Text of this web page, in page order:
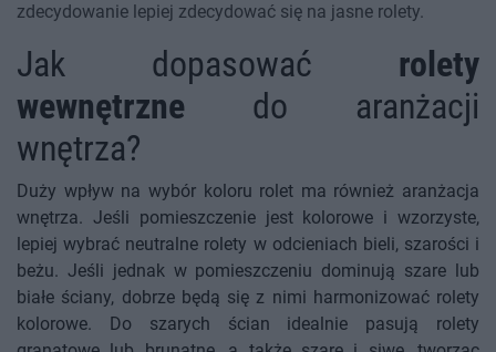
zdecydowanie lepiej zdecydować się na jasne rolety.
Jak dopasować rolety
wewnętrzne do aranżacji
wnętrza?
Duży wpływ na wybór koloru rolet ma również aranżacja
wnętrza. Jeśli pomieszczenie jest kolorowe i wzorzyste,
lepiej wybrać neutralne rolety w odcieniach bieli, szarości i
beżu. Jeśli jednak w pomieszczeniu dominują szare lub
białe ściany, dobrze będą się z nimi harmonizować rolety
kolorowe. Do szarych ścian idealnie pasują rolety